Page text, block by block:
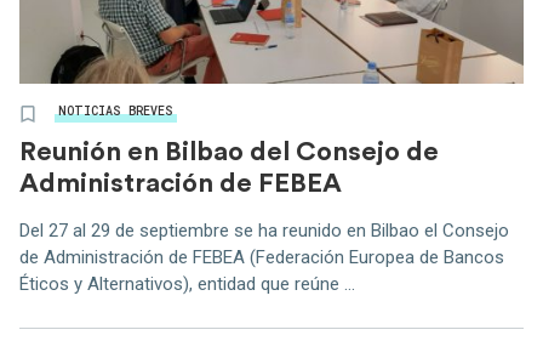
NOTICIAS BREVES
Reunión en Bilbao del Consejo de
Administración de FEBEA
Del 27 al 29 de septiembre se ha reunido en Bilbao el Consejo
de Administración de FEBEA (Federación Europea de Bancos
Éticos y Alternativos), entidad que reúne ...